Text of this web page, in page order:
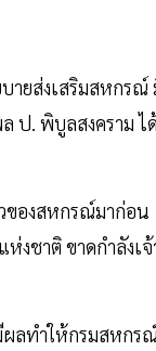
ายส่งเสริมสหกรณ์
ป. พิบูลสงคราม ไ
ของสหกรณ์มาก่อน
งชาติ ขาดกำลังเจ้
ผลทำให้กรมสหกร